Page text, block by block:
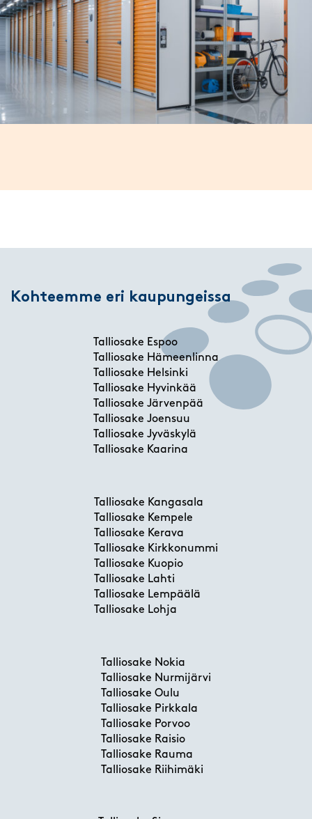
Kohteemme eri kaupungeissa
Talliosake Espoo
Talliosake Hämeenlinna
Talliosake Helsinki
Talliosake Hyvinkää
Talliosake Järvenpää
Talliosake Joensuu
Talliosake Jyväskylä
Talliosake Kaarina
Talliosake Kangasala
Talliosake Kempele
Talliosake Kerava
Talliosake Kirkkonummi
Talliosake Kuopio
Talliosake Lahti
Talliosake Lempäälä
Talliosake Lohja
Talliosake Nokia
Talliosake Nurmijärvi
Talliosake Oulu
Talliosake Pirkkala
Talliosake Porvoo
Talliosake Raisio
Talliosake Rauma
Talliosake Riihimäki